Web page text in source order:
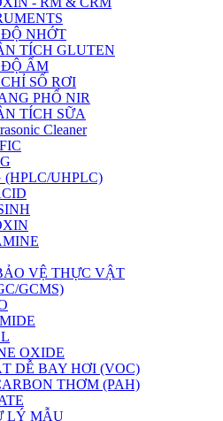
NHỚT
TÍCH GLUTEN
ẨM
SỐ RƠI
PHỔ NIR
TÍCH SỮA
Cleaner
UHPLC)
VỆ THỰC VẬT
GCMS)
OXIDE
DỄ BAY HƠI (VOC)
THƠM (PAH)
LÝ MẪU